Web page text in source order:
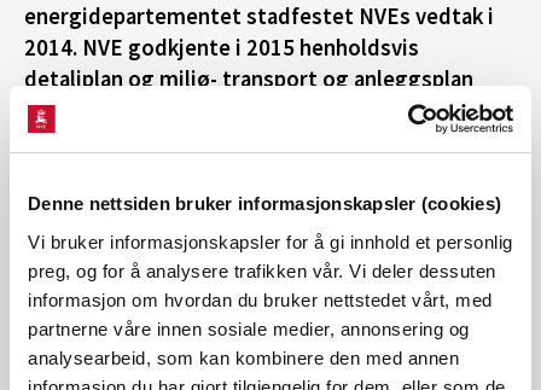
Denne nettsiden bruker informasjonskapsler (cookies)
Vi bruker informasjonskapsler for å gi innhold et personlig
preg, og for å analysere trafikken vår. Vi deler dessuten
informasjon om hvordan du bruker nettstedet vårt, med
partnerne våre innen sosiale medier, annonsering og
analysearbeid, som kan kombinere den med annen
energidepartementet stadfestet NVEs vedtak i
2014. NVE godkjente i 2015 henholdsvis
detaljplan og miljø- transport og anleggsplan
(MTA) for Egersund vindkraftverk.
Egersund vindkraftverk ble idriftsatt den 09.11.2017.
Konsesjonen varer til 09.11.2042.
Datoen 10.08.2015 i oversikten over er datoen for siste